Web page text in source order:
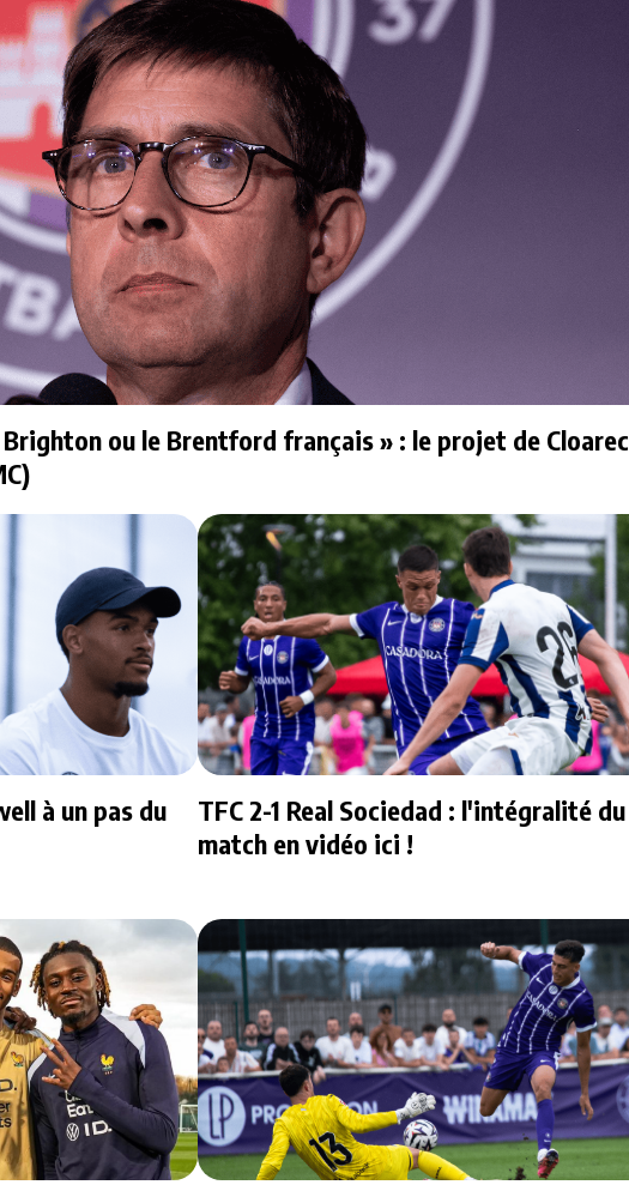
ou le Brentford français » : le projet de Cloarec
à un pas du
TFC 2-1 Real Sociedad : l'intégralité du
match en vidéo ici !